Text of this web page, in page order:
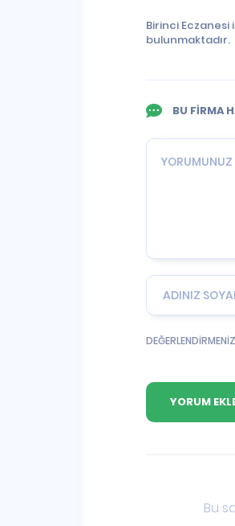
Birinci
bulunmaktadır.
BU FİRMA
Bu